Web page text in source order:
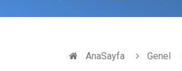
AnaSayfa Genel